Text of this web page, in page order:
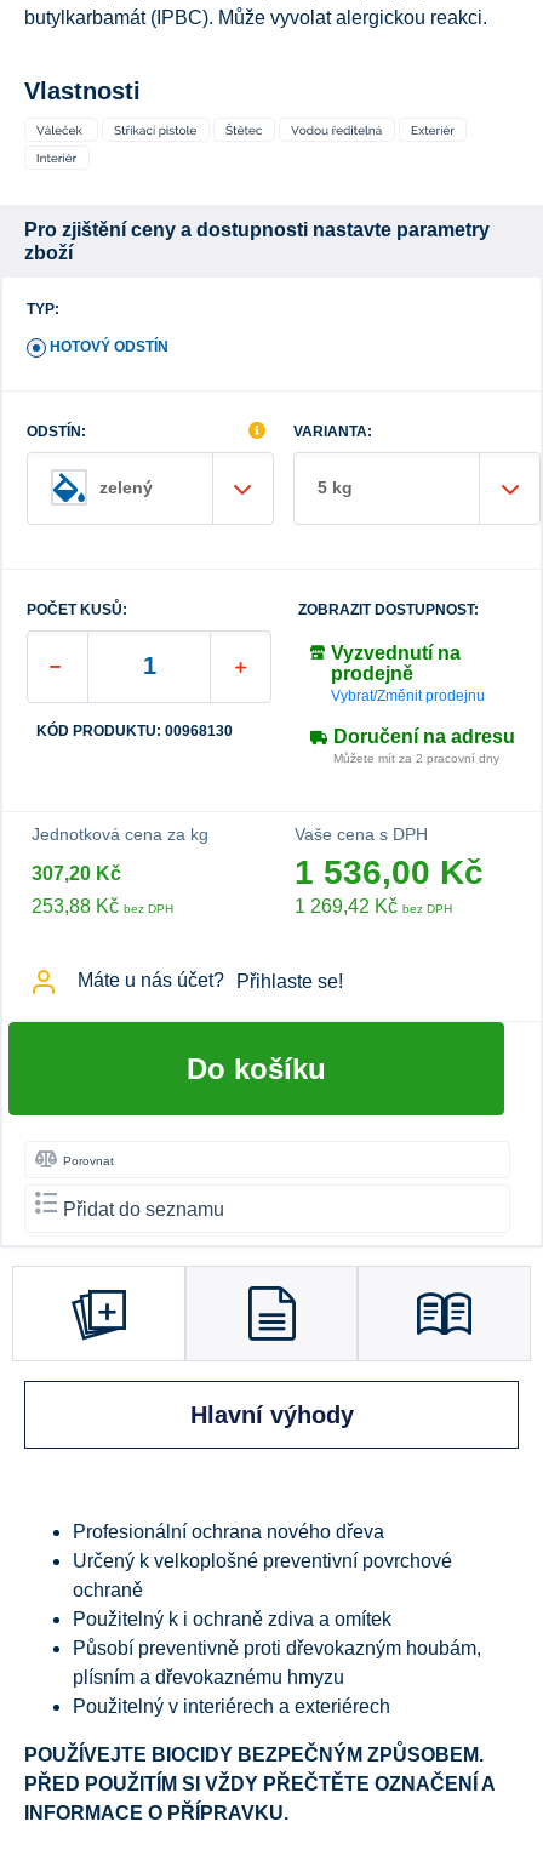
butylkarbamát (IPBC). Může vyvolat alergickou reakci.
Vlastnosti
Pro zjištění ceny a dostupnosti nastavte parametry
zboží
TYP:
HOTOVÝ ODSTÍN
ODSTÍN:
zelený
VARIANTA:
5 kg
POČET KUSŮ:
KÓD PRODUKTU: 00968130
ZOBRAZIT DOSTUPNOST:
Vyzvednutí na
prodejně
Vybrat/Změnit prodejnu
Doručení na adresu
Můžete mít za 2 pracovní dny
Jednotková cena za kg
307,20 Kč
253,88 Kč bez DPH
Vaše cena s DPH
1 536,00 Kč
1 269,42 Kč bez DPH
Máte u nás účet? Přihlaste se!
Do košíku
Porovnat
Přidat do seznamu
Hlavní výhody
Profesionální ochrana nového dřeva
Určený k velkoplošné preventivní povrchové
ochraně
Použitelný k i ochraně zdiva a omítek
Působí preventivně proti dřevokazným houbám,
plísním a dřevokaznému hmyzu
Použitelný v interiérech a exteriérech
POUŽÍVEJTE BIOCIDY BEZPEČNÝM ZPŮSOBEM.
PŘED POUŽITÍM SI VŽDY PŘEČTĚTE OZNAČENÍ A
INFORMACE O PŘÍPRAVKU.